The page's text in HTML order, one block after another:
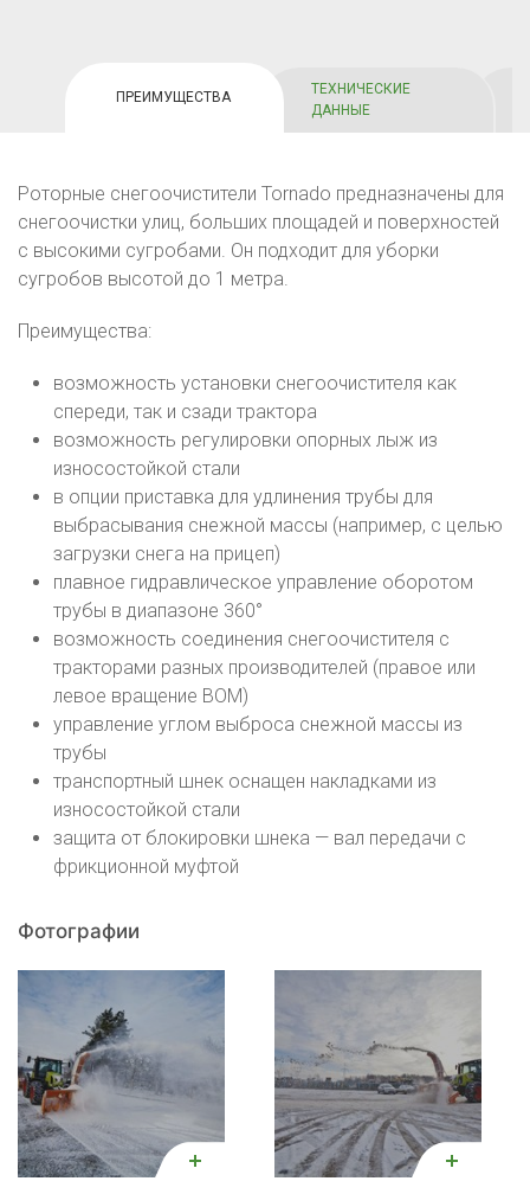
ТЕХНИЧЕСКИЕ
ДАННЫЕ
ПРЕИМУЩЕСТВА
Роторные снегоочистители Tornado предназначены для
снегоочистки улиц, больших площадей и поверхностей
с высокими сугробами. Он подходит для уборки
сугробов высотой до 1 метра.
Преимущества:
возможность установки снегоочистителя как
спереди, так и сзади трактора
возможность регулировки опорных лыж из
износостойкой стали
в опции приставка для удлинения трубы для
выбрасывания снежной массы (например, с целью
загрузки снега на прицеп)
плавное гидравлическое управление оборотом
трубы в диапазоне 360°
возможность соединения снегоочистителя с
тракторами разных производителей (правое или
левое вращение ВОМ)
управление углом выброса снежной массы из
трубы
транспортный шнек оснащен накладками из
износостойкой стали
защита от блокировки шнека — вал передачи с
фрикционной муфтой
Фотографии